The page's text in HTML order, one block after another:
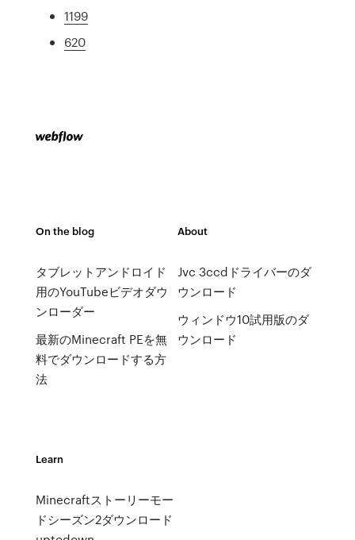
1199
620
On the blog
タブレットアンドロイド
用のYouTubeビデオダウ
ンローダー
最新のMinecraft PEを無
料でダウンロードする方
法
About
Jvc 3ccdドライバーのダ
ウンロード
ウィンドウ10試用版のダ
ウンロード
Learn
Minecraftストーリーモー
ドシーズン2ダウンロード